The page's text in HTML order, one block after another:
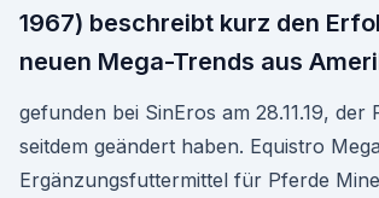
1967) beschreibt kurz den
neuen Mega-Trends aus
gefunden bei SinEros am 28.11.19, der
seitdem geändert haben. Equistro
Ergänzungsfuttermittel für Pferde